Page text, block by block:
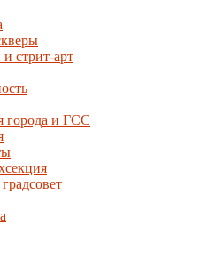
стрит-арт
города и ГСС